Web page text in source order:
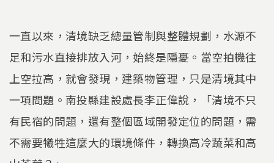
一直以來，清境缺乏總量管制與整體規劃，水源不
足和污水直接排放入河，始終是隱憂。當空拍機往
上空拉高，就會發現，建築物管理，只是清境其中
一項問題。南投縣建設處長李正偉說，「清境不只
有民宿的問題，還有整個區域開發定位的問題，需
不需要犧牲這麼大的環境條件，轉換高冷蔬菜和高